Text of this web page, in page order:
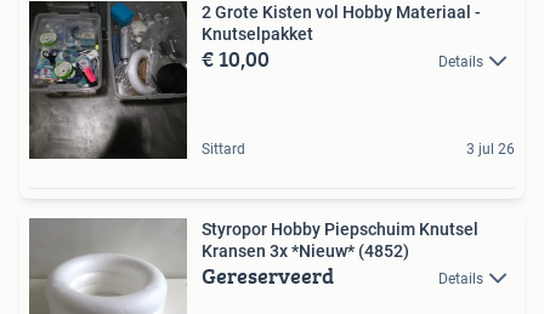
2 Grote Kisten vol Hobby Materiaal -
Knutselpakket
€ 10,00 Details
Sittard 3 jul 26
Styropor Hobby Piepschuim Knutsel
Kransen 3x *Nieuw* (4852)
Gereserveerd Details